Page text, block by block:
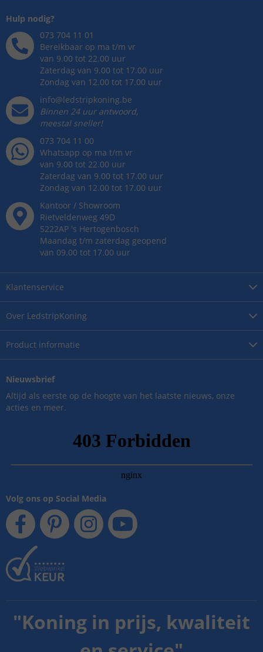
Over LedstripKoning
Product informatie
Klantenservice
Hulp nodig?
073 704 11 01
Bereikbaar op ma t/m vr
van 9.00 tot 22.00 uur
Zaterdag van 9.00 tot 17.00 uur
Zondag van 12.00 tot 17.00 uur
info@ledstripkoning.be
Binnen 24 uur antwoord,
meestal sneller!
073 704 11 00
Whatsapp op ma t/m vr
van 9.00 tot 22.00 uur
Zaterdag van 9.00 tot 17.00 uur
Zondag van 12.00 tot 17.00 uur
Kantoor / Showroom
Rietveldenweg 49D
5222AP 's Hertogenbosch
Maandag t/m zaterdag geopend
van 09.00 tot 17.00 uur
Nieuwsbrief
Altijd als eerste op de hoogte van het laatste nieuws, onze
acties en meer.
Volg ons op Social Media
"Koning in prijs, kwaliteit